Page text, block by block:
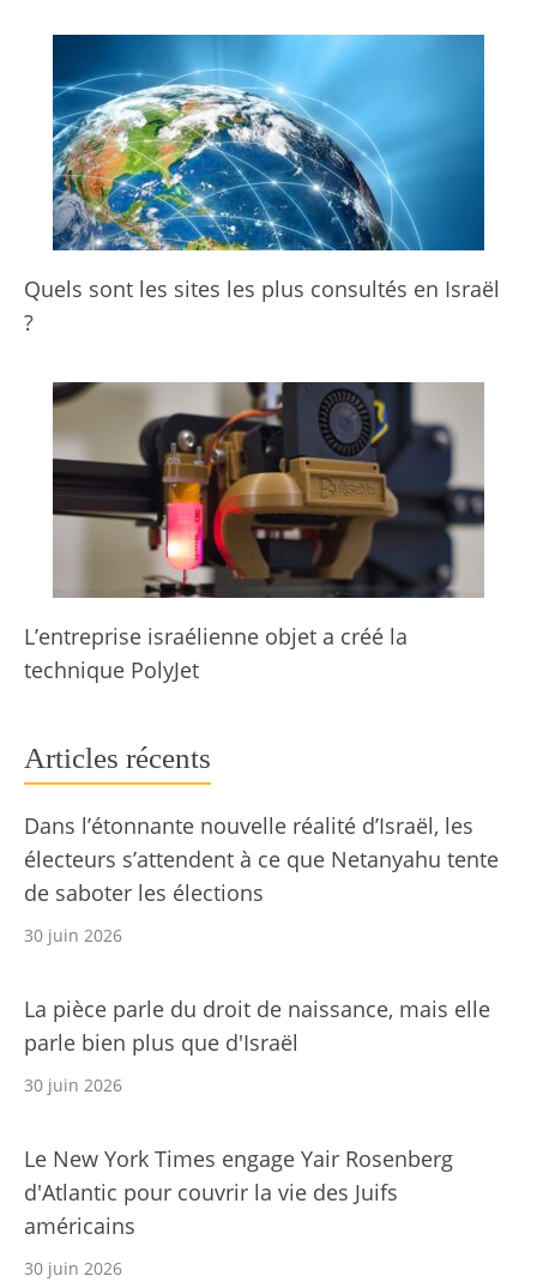
Quels sont les sites les plus consultés en Israël
?
L’entreprise israélienne objet a créé la
technique PolyJet
Articles récents
Dans l’étonnante nouvelle réalité d’Israël, les
électeurs s’attendent à ce que Netanyahu tente
de saboter les élections
30 juin 2026
La pièce parle du droit de naissance, mais elle
parle bien plus que d'Israël
30 juin 2026
Le New York Times engage Yair Rosenberg
d'Atlantic pour couvrir la vie des Juifs
américains
30 juin 2026